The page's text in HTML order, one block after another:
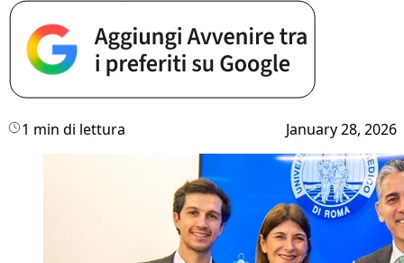
1 min di lettura January 28, 2026